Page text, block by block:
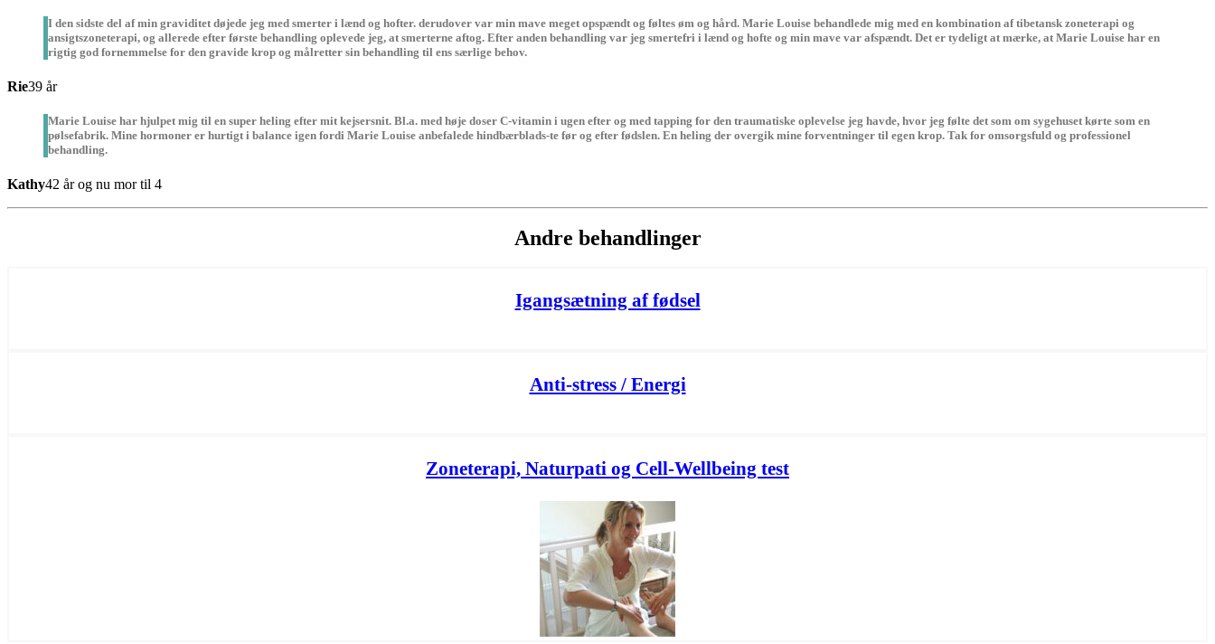
I den sidste del af min graviditet døjede jeg med smerter i lænd og hofter. derudover var min mave meget opspændt og føltes øm og hård. Marie Louise behandlede mig med en kombination af tibetansk zoneterapi og
ansigtszoneterapi, og allerede efter første behandling oplevede jeg, at smerterne aftog. Efter anden behandling var jeg smertefri i lænd og hofte og min mave var afspændt. Det er tydeligt at mærke, at Marie Louise har en
rigtig god fornemmelse for den gravide krop og målretter sin behandling til ens særlige behov.
Rie39 år
Marie Louise har hjulpet mig til en super heling efter mit kejsersnit. Bl.a. med høje doser C-vitamin i ugen efter og med tapping for den traumatiske oplevelse jeg havde, hvor jeg følte det som om sygehuset kørte som en
pølsefabrik. Mine hormoner er hurtigt i balance igen fordi Marie Louise anbefalede hindbærblads-te før og efter fødslen. En heling der overgik mine forventninger til egen krop. Tak for omsorgsfuld og professionel
behandling.
Kathy42 år og nu mor til 4
Andre behandlinger
Igangsætning af fødsel
Anti-stress / Energi
Zoneterapi, Naturpati og Cell-Wellbeing test